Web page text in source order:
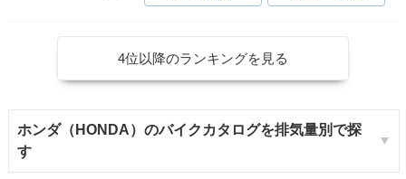
4位以降のランキングを見る
ホンダ（HONDA）のバイクカタログを排気量別で探
す